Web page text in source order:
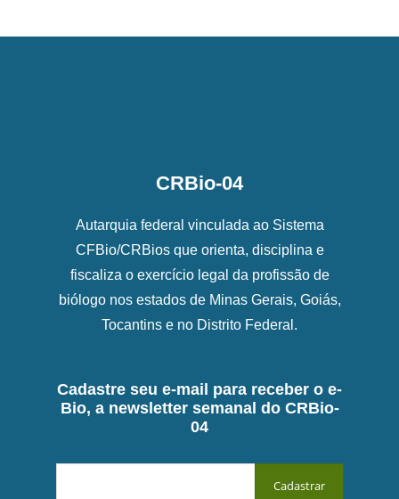
CRBio-04
Autarquia federal vinculada ao Sistema
CFBio/CRBios que orienta, disciplina e
fiscaliza o exercício legal da profissão de
biólogo nos estados de Minas Gerais, Goiás,
Tocantins e no Distrito Federal.
Cadastre seu e-mail para receber o e-
Bio, a newsletter semanal do CRBio-
04